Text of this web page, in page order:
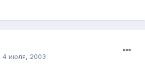
4 июля, 2003